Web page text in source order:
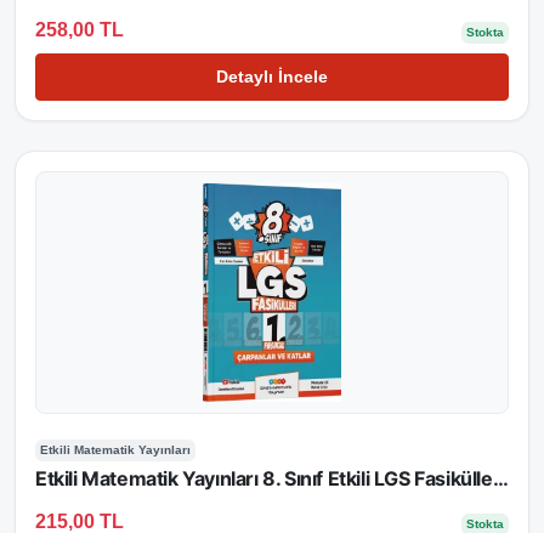
258,00 TL Stokta
Detaylı İncele
Etkili Matematik Yayınları
Etkili Matematik Yayınları 8. Sınıf Etkili LGS Fasikülleri Çarpan ve Katlar 1
215,00 TL Stokta